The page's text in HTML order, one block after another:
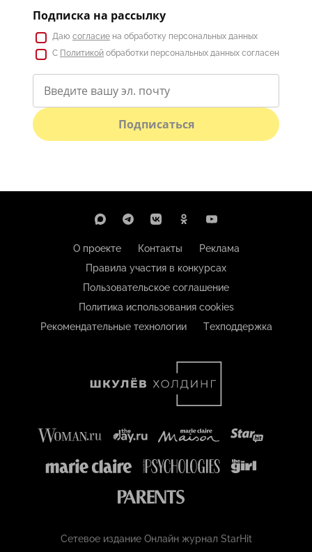
Подписка на рассылку
Даю согласие на обработку персональных данных
С Политикой обработки персональных данных согласен
Подписаться
О проекте Контакты
Реклама
Правила участия в конкурсах
Пользовательское соглашение
Политика использования cookies
Рекомендательные технологии
Техподдержка
Сетевое издание Онлайн журнал StarHit